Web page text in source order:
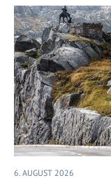
6. AUGUST 2026